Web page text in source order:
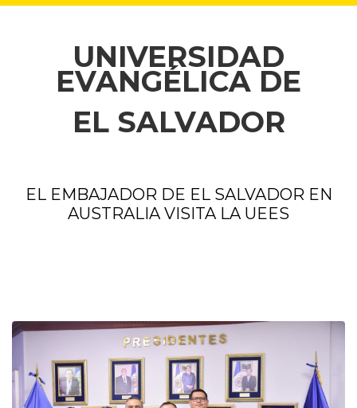
UNIVERSIDAD
EVANGÉLICA DE
EL SALVADOR
EL EMBAJADOR DE EL SALVADOR EN
AUSTRALIA VISITA LA UEES